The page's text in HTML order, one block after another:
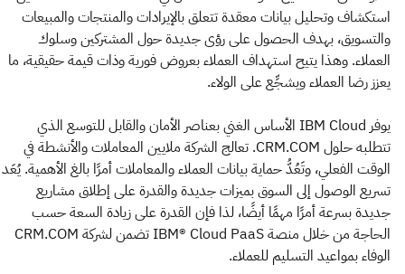
استكشاف وتحليل بيانات معقدة تتعلق بالإيرادات والمنتجات والمبيعات
والتسويق، بهدف الحصول على رؤى جديدة حول المشتركين وسلوك
العملاء. وهذا يتيح استهداف العملاء بعروض فورية وذات قيمة حقيقية، ما
يعزز رضا العملاء ويشجِّع على الولاء.
يوفر IBM Cloud الأساس الغني بعناصر الأمان والقابل للتوسع الذي
تتطلبه حلول CRM.COM. تعالج الشركة ملايين المعاملات والأنشطة في
الوقت الفعلي، وتَعُدُّ حماية بيانات العملاء والمعاملات أمرًا بالغ الأهمية. يُعَد
تسريع الوصول إلى السوق بميزات جديدة والقدرة على إطلاق مشاريع
جديدة بسرعة أمرًا مهمًا أيضًا، لذا فإن القدرة على زيادة السعة حسب
الحاجة من خلال منصة IBM® Cloud PaaS تضمن لشركة CRM.COM
الوفاء بمواعيد التسليم للعملاء.